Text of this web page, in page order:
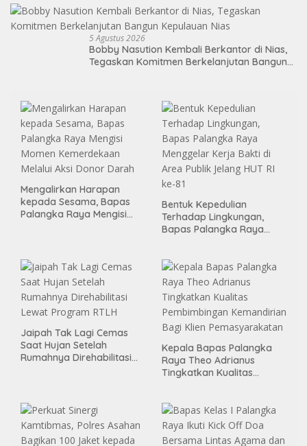
5 Agustus 2026
Bobby Nasution Kembali Berkantor di Nias,
Tegaskan Komitmen Berkelanjutan Bangun
Mengalirkan Harapan
kepada Sesama, Bapas
Palangka Raya Mengisi
Bentuk Kepedulian
Terhadap Lingkungan,
Bapas Palangka Raya
ke-81
Jaipah Tak Lagi Cemas
Saat Hujan Setelah
Rumahnya Direhabilitasi
Kepala Bapas Palangka
Raya Theo Adrianus
Tingkatkan Kualitas
Pemasyarakatan